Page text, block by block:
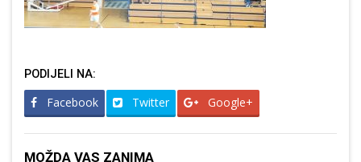
PODIJELI NA:
Facebook Twitter Google+
MOŽDA VAS ZANIMA